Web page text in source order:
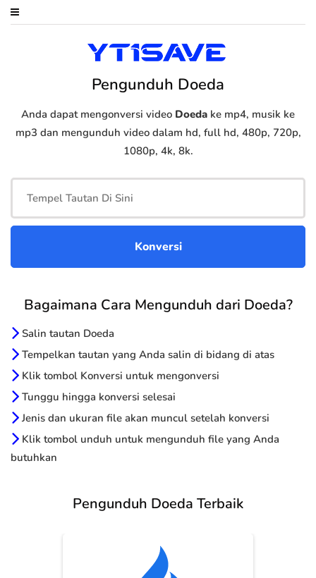
Pengunduh Doeda
Anda dapat mengonversi video Doeda ke mp4, musik ke
mp3 dan mengunduh video dalam hd, full hd, 480p, 720p,
1080p, 4k, 8k.
Bagaimana Cara Mengunduh dari Doeda?
Salin tautan Doeda
Tempelkan tautan yang Anda salin di bidang di atas
Klik tombol Konversi untuk mengonversi
Tunggu hingga konversi selesai
Jenis dan ukuran file akan muncul setelah konversi
Klik tombol unduh untuk mengunduh file yang Anda
butuhkan
Pengunduh Doeda Terbaik